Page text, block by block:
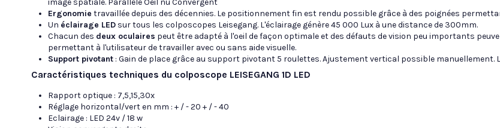
Ergonomie travaillée depuis des décennies. Le positionnement fin est rendu possible grâce à des poignées
Un éclairage LED sur tous les colposcopes Leisegang. L'éclairage génère 45 000 Lux à une distance de 300mm.
Chacun des deux oculaires peut être adapté à l'oeil de façon optimale et des défauts de vision peu importants
permettant à l'utilisateur de travailler avec ou sans aide visuelle.
Support pivotant : Gain de place grâce au support pivotant 5 roulettes. Ajustement vertical possible manuellement.
Caractéristiques techniques du colposcope LEISEGANG 1D LED
Rapport optique : 7,5,15,30x
Réglage horizontal/vert en mm : + / - 20 + / - 40
Eclairage : LED 24v / 18 w